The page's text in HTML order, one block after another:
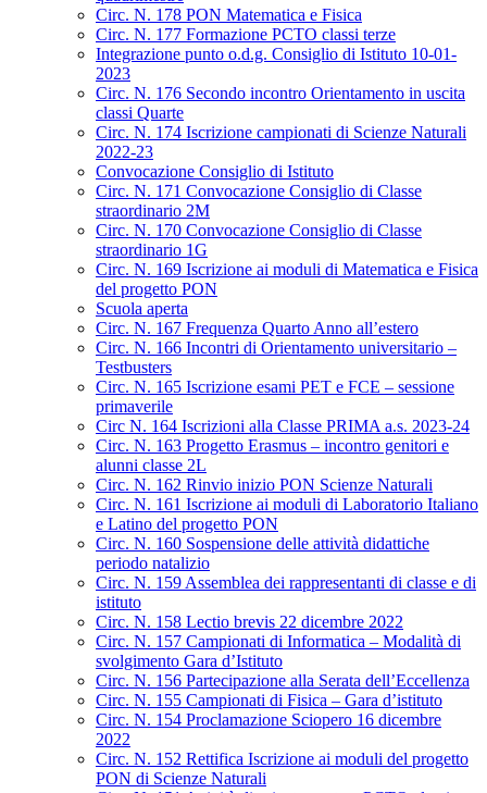
Circ. N. 178 PON Matematica e Fisica
Circ. N. 177 Formazione PCTO classi terze
Integrazione punto o.d.g. Consiglio di Istituto 10-01-
2023
Circ. N. 176 Secondo incontro Orientamento in uscita
classi Quarte
Circ. N. 174 Iscrizione campionati di Scienze Naturali
2022-23
Convocazione Consiglio di Istituto
Circ. N. 171 Convocazione Consiglio di Classe
straordinario 2M
Circ. N. 170 Convocazione Consiglio di Classe
straordinario 1G
Circ. N. 169 Iscrizione ai moduli di Matematica e Fisica
del progetto PON
Scuola aperta
Circ. N. 167 Frequenza Quarto Anno all’estero
Circ. N. 166 Incontri di Orientamento universitario –
Testbusters
Circ. N. 165 Iscrizione esami PET e FCE – sessione
primaverile
Circ N. 164 Iscrizioni alla Classe PRIMA a.s. 2023-24
Circ. N. 163 Progetto Erasmus – incontro genitori e
alunni classe 2L
Circ. N. 162 Rinvio inizio PON Scienze Naturali
Circ. N. 161 Iscrizione ai moduli di Laboratorio Italiano
e Latino del progetto PON
Circ. N. 160 Sospensione delle attività didattiche
periodo natalizio
Circ. N. 159 Assemblea dei rappresentanti di classe e di
istituto
Circ. N. 158 Lectio brevis 22 dicembre 2022
Circ. N. 157 Campionati di Informatica – Modalità di
svolgimento Gara d’Istituto
Circ. N. 156 Partecipazione alla Serata dell’Eccellenza
Circ. N. 155 Campionati di Fisica – Gara d’istituto
Circ. N. 154 Proclamazione Sciopero 16 dicembre
2022
Circ. N. 152 Rettifica Iscrizione ai moduli del progetto
PON di Scienze Naturali